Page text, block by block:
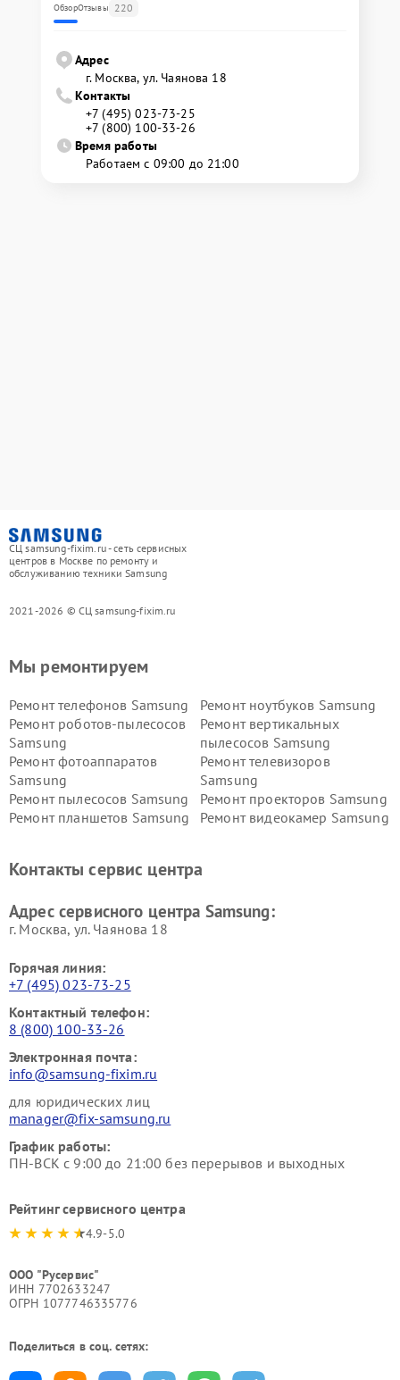
ОбзорОтзывы 220
Адрес
г. Москва, ул. Чаянова 18
Контакты
+7 (495) 023-73-25
+7 (800) 100-33-26
Время работы
Работаем с 09:00 до 21:00
СЦ samsung-fixim.ru - сеть сервисных
центров в Москве по ремонту и
обслуживанию техники Samsung
2021-2026 © СЦ samsung-fixim.ru
Мы ремонтируем
Ремонт телефонов Samsung
Ремонт ноутбуков Samsung
Ремонт роботов-пылесосов
Samsung
Ремонт вертикальных
пылесосов Samsung
Ремонт фотоаппаратов
Samsung
Ремонт телевизоров
Samsung
Ремонт пылесосов Samsung
Ремонт проекторов Samsung
Ремонт планшетов Samsung
Ремонт видеокамер Samsung
Контакты сервис центра
Адрес сервисного центра Samsung:
г. Москва, ул. Чаянова 18
Горячая линия:
+7 (495) 023-73-25
Контактный телефон:
8 (800) 100-33-26
Электронная почта:
info@samsung-fixim.ru
для юридических лиц
manager@fix-samsung.ru
График работы:
ПН-ВСК с 9:00 до 21:00 без перерывов и выходных
Рейтинг сервисного центра
4.9-5.0
ООО "Русервис"
ИНН 7702633247
ОГРН 1077746335776
Поделиться в соц. сетях: